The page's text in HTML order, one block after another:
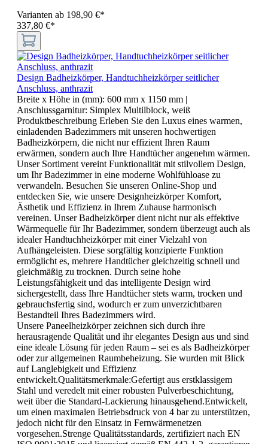
Varianten ab 198,90 €*
337,80 €*
Design Badheizkörper, Handtuchheizkörper seitlicher
Anschluss, anthrazit
Breite x Höhe in (mm): 600 mm x 1150 mm |
Anschlussgarnitur: Simplex Multilblock, weiß
Produktbeschreibung Erleben Sie den Luxus eines warmen,
einladenden Badezimmers mit unseren hochwertigen
Badheizkörpern, die nicht nur effizient Ihren Raum
erwärmen, sondern auch Ihre Handtücher angenehm wärmen.
Unser Sortiment vereint Funktionalität mit stilvollem Design,
um Ihr Badezimmer in eine moderne Wohlfühloase zu
verwandeln. Besuchen Sie unseren Online-Shop und
entdecken Sie, wie unsere Designheizkörper Komfort,
Ästhetik und Effizienz in Ihrem Zuhause harmonisch
vereinen. Unser Badheizkörper dient nicht nur als effektive
Wärmequelle für Ihr Badezimmer, sondern überzeugt auch als
idealer Handtuchheizkörper mit einer Vielzahl von
Aufhängeleisten. Diese sorgfältig konzipierte Funktion
ermöglicht es, mehrere Handtücher gleichzeitig schnell und
gleichmäßig zu trocknen. Durch seine hohe
Leistungsfähigkeit und das intelligente Design wird
sichergestellt, dass Ihre Handtücher stets warm, trocken und
gebrauchsfertig sind, wodurch er zum unverzichtbaren
Bestandteil Ihres Badezimmers wird.
Unsere Paneelheizkörper zeichnen sich durch ihre
herausragende Qualität und ihr elegantes Design aus und sind
eine ideale Lösung für jeden Raum – sei es als Badheizkörper
oder zur allgemeinen Raumbeheizung. Sie wurden mit Blick
auf Langlebigkeit und Effizienz
entwickelt.Qualitätsmerkmale:Gefertigt aus erstklassigem
Stahl und veredelt mit einer robusten Pulverbeschichtung,
weit über die Standard-Lackierung hinausgehend.Entwickelt,
um einen maximalen Betriebsdruck von 4 bar zu unterstützen,
jedoch nicht für den Einsatz in Fernwärmenetzen
vorgesehen.Strenge Qualitätsstandards, zertifiziert nach EN